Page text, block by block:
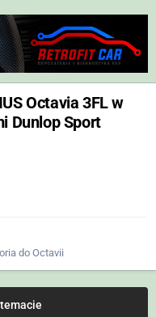
Octavia 3FL w
Dunlop Sport
do Octavii